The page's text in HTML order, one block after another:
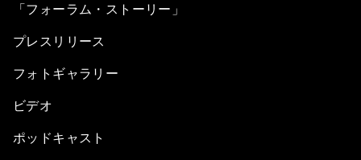
「フォーラム・ストーリー」
プレスリリース
フォトギャラリー
ビデオ
ポッドキャスト